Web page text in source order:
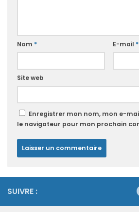
Nom * E-mail *
Site web
Enregistrer mon nom, mon e-
le navigateur pour mon prochain
SUIVRE :